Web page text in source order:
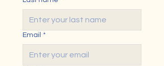
Email *